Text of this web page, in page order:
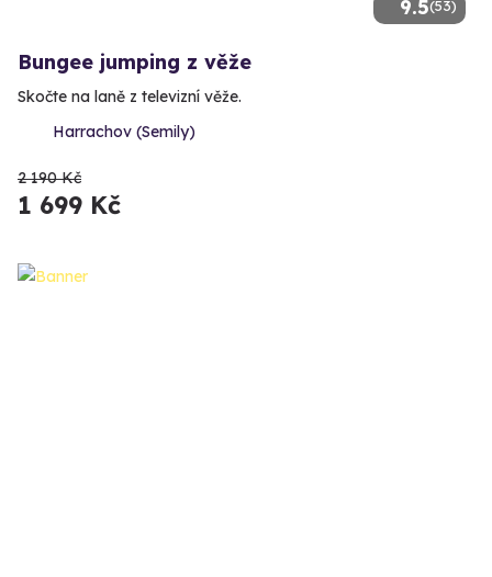
9.5(53)
Bungee jumping z věže
Skočte na laně z televizní věže.
Harrachov (Semily)
2 190 Kč
1 699 Kč